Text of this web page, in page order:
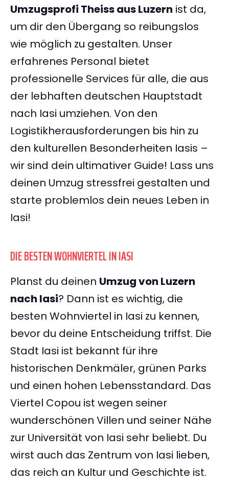
Umzugsprofi Theiss aus Luzern ist da,
um dir den Übergang so reibungslos
wie möglich zu gestalten. Unser
erfahrenes Personal bietet
professionelle Services für alle, die aus
der lebhaften deutschen Hauptstadt
nach Iasi umziehen. Von den
Logistikherausforderungen bis hin zu
den kulturellen Besonderheiten Iasis –
wir sind dein ultimativer Guide! Lass uns
deinen Umzug stressfrei gestalten und
starte problemlos dein neues Leben in
Iasi!
DIE BESTEN WOHNVIERTEL IN IASI
Planst du deinen Umzug von Luzern
nach Iasi? Dann ist es wichtig, die
besten Wohnviertel in Iasi zu kennen,
bevor du deine Entscheidung triffst. Die
Stadt Iasi ist bekannt für ihre
historischen Denkmäler, grünen Parks
und einen hohen Lebensstandard. Das
Viertel Copou ist wegen seiner
wunderschönen Villen und seiner Nähe
zur Universität von Iasi sehr beliebt. Du
wirst auch das Zentrum von Iasi lieben,
das reich an Kultur und Geschichte ist.